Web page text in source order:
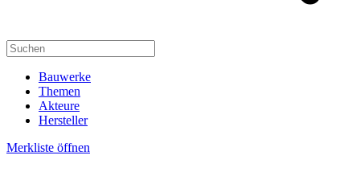
Bauwerke
Themen
Akteure
Hersteller
Merkliste öffnen